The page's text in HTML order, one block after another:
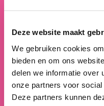
Deze website maakt
We gebruiken cookies
bieden en om ons
delen we informatie over
onze partners voor
Deze partners kunnen